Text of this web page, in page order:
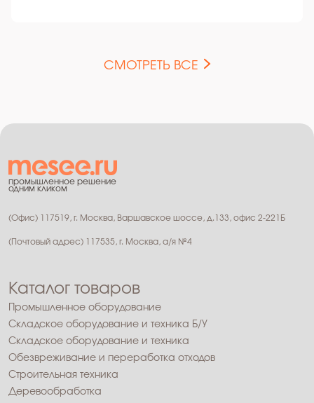
СМОТРЕТЬ ВСЕ
промышленное решение
одним кликом
(Офис) 117519, г. Москва, Варшавское шоссе, д.133, офис 2-221Б
(Почтовый адрес) 117535, г. Москва, а/я №4
Каталог товаров
Промышленное оборудование
Складское оборудование и техника Б/У
Складское оборудование и техника
Обезвреживание и переработка отходов
Строительная техника
Деревообработка